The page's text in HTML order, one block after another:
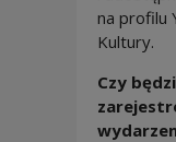
na profilu
Kultury.
Czy